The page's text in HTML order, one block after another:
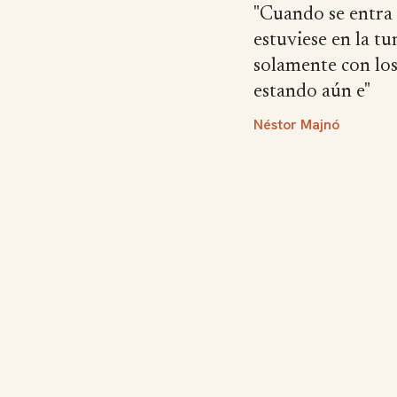
"Cuando se entra
estuviese en la
solamente con
estando aún e"
Néstor Majnó